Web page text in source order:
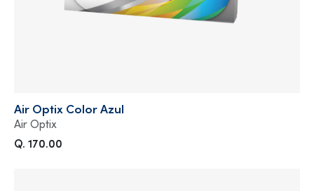
Air Optix Color Azul
Air Optix
Q. 170.00